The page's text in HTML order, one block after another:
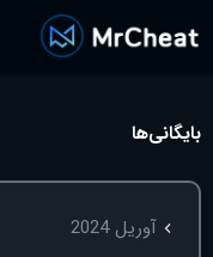
بایگانی‌ها
آوریل 2024